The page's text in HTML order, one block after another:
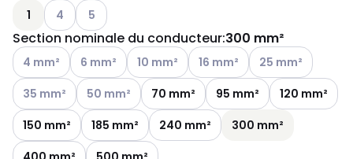
1 Autres variantes (combinaison actuelle impossible)
4 Autres variantes (combinaison actuelle
5
Section nominale du conducteur:300 mm²
Autres variantes (combinaison actuelle impossible)
4 mm² Autres variantes (combinaison actuelle impossible)
6 mm² Autres variantes (combinaison actuelle
10 mm² Autres variantes
16 mm² Autres variantes
25 mm²
Autres variantes (combinaison actuelle impossible)
35 mm² Autres variantes (combinaison actuelle
50 mm² 70 mm² 95 mm²
120 mm²
150 mm²
185 mm² 240 mm²
300 mm²